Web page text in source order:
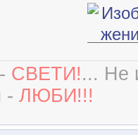
СВЕТИ!... Не
- ЛЮБИ!!!